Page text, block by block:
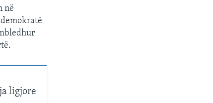
në
ligjore